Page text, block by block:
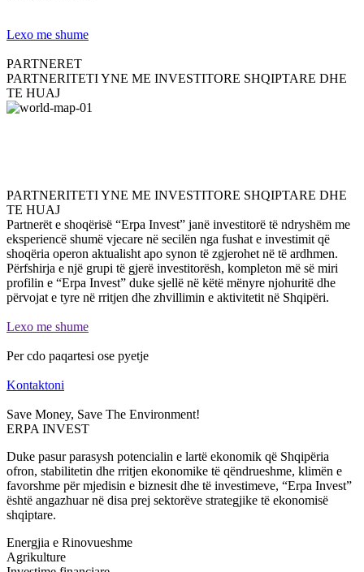
Lexo me shume
PARTNERET
PARTNERITETI YNE ME INVESTITORE SHQIPTARE DHE
TE HUAJ
PARTNERITETI YNE ME INVESTITORE SHQIPTARE DHE
TE HUAJ
Partnerët e shoqërisë “Erpa Invest” janë investitorë të ndryshëm me
eksperiencë shumë vjecare në secilën nga fushat e investimit që
shoqëria operon aktualisht apo synon të zgjerohet në të ardhmen.
Përfshirja e një grupi të gjerë investitorësh, kompleton më së miri
profilin e “Erpa Invest” duke sjellë në këtë mënyre njohuritë dhe
përvojat e tyre në rritjen dhe zhvillimin e aktivitetit në Shqipëri.
Lexo me shume
Per cdo paqartesi ose pyetje
Kontaktoni
Save Money, Save The Environment!
ERPA INVEST
Duke pasur parasysh potencialin e lartë ekonomik që Shqipëria
ofron, stabilitetin dhe rritjen ekonomike të qëndrueshme, klimën e
favorshme për mjedisin e biznesit dhe të investimeve, “Erpa Invest”
është angazhuar në disa prej sektorëve strategjike të ekonomisë
shqiptare.
Energjia e Rinovueshme
Agrikulture